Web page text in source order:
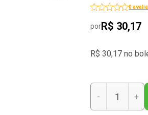
0
porR$ 30,17
R$ 30,17 no
- +